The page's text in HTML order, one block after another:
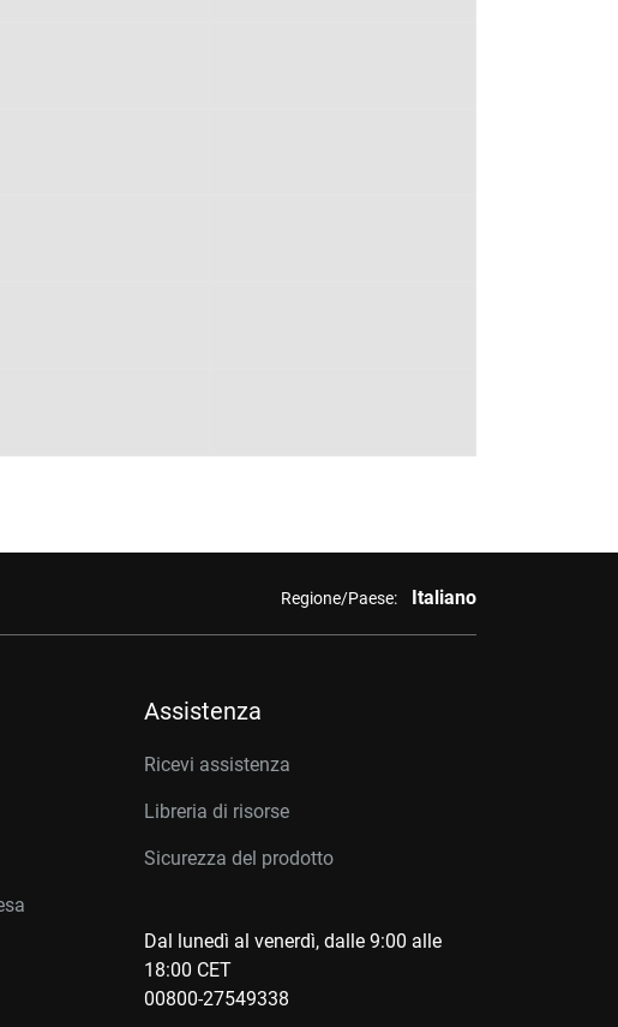
Regione/Paese: Italiano
Assistenza
Ricevi assistenza
Libreria di risorse
Sicurezza del prodotto
Dal lunedì al venerdì, dalle 9:00 alle
18:00 CET
00800-27549338